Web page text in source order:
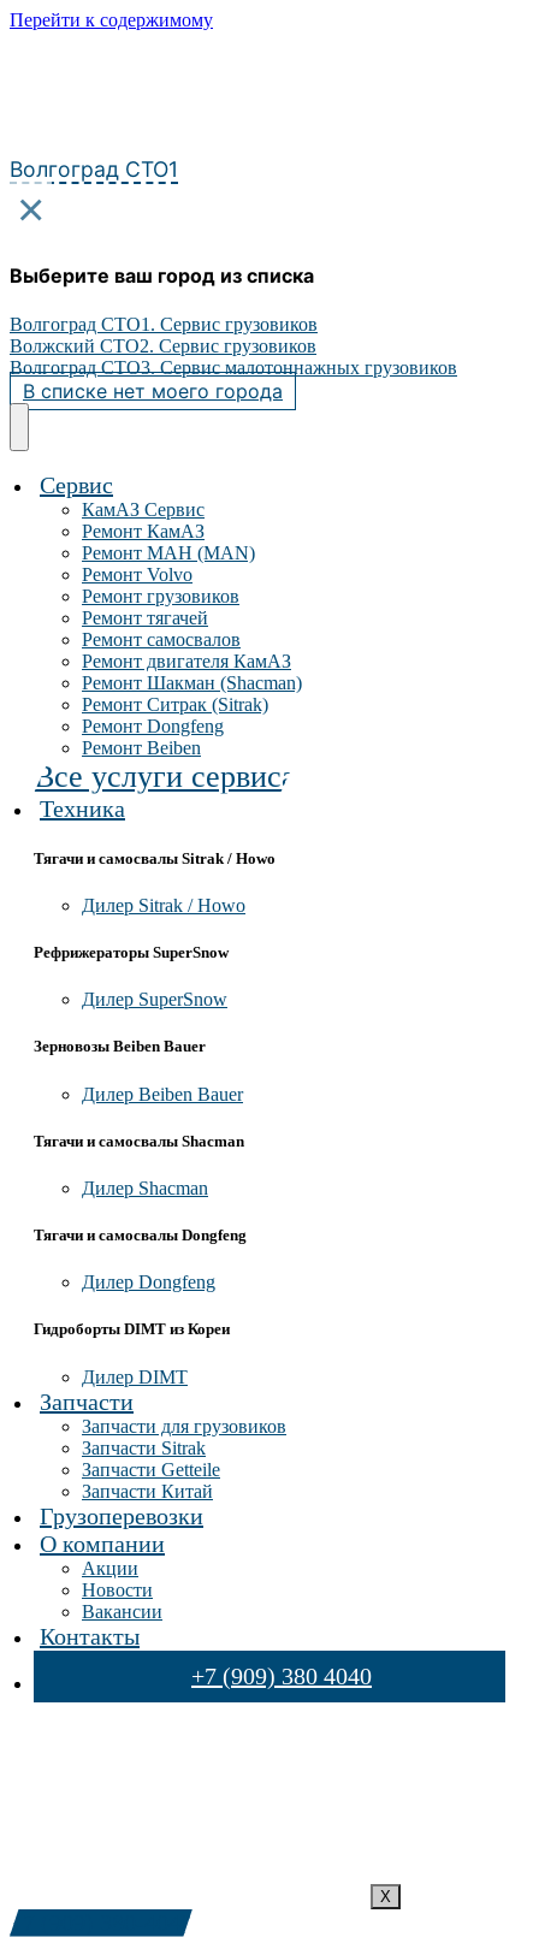
Перейти к содержимому
Волгоград СТО1
×
Выберите ваш город из списка
Волгоград СТО1. Сервис грузовиков
Волжский СТО2. Сервис грузовиков
Волгоград СТО3. Сервис малотоннажных грузовиков
В списке нет моего города
Сервис
КамАЗ Сервис
Ремонт КамАЗ
Ремонт МАН (MAN)
Ремонт Volvo
Ремонт грузовиков
Ремонт тягачей
Ремонт самосвалов
Ремонт двигателя КамАЗ
Ремонт Шакман (Shacman)
Ремонт Ситрак (Sitrak)
Ремонт Dongfeng
Ремонт Beiben
Все услуги сервиса
Техника
Тягачи и самосвалы Sitrak / Howo
Дилер Sitrak / Howo
Рефрижераторы SuperSnow
Дилер SuperSnow
Зерновозы Beiben Bauer
Дилер Beiben Bauer
Тягачи и самосвалы Shacman
Дилер Shacman
Тягачи и самосвалы Dongfeng
Дилер Dongfeng
Гидроборты DIMT из Кореи
Дилер DIMT
Запчасти
Запчасти для грузовиков
Запчасти Sitrak
Запчасти Getteile
Запчасти Китай
Грузоперевозки
О компании
Акции
Новости
Вакансии
Контакты
+7 (909) 380 4040
X
+7 (909) 380-4040